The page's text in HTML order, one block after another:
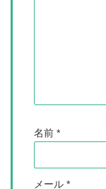
名前 *
メール *